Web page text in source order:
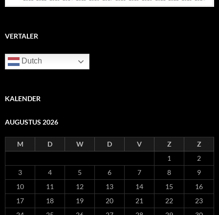
VERTALER
Dutch
KALENDER
AUGUSTUS 2026
M D W D V Z
Z
1
2
3
4 5 6 7 8
9
10
11 12 13 14 15
16
17
18 19 20 21 22
23